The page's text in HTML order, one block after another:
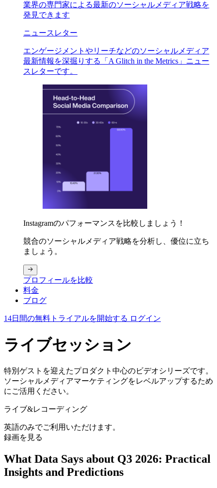
業界の専門家による最新のソーシャルメディア戦略を
発見できます
ニュースレター
エンゲージメントやリーチなどのソーシャルメディア
最新情報を深掘りする「A Glitch in the Metrics」ニュー
スレターです。
Instagramのパフォーマンスを比較しましょう！
競合のソーシャルメディア戦略を分析し、優位に立ち
ましょう。
プロフィールを比較
料金
ブログ
14日間の無料トライアルを開始する ログイン
ライブセッション
特別ゲストを迎えたプロダクト中心のビデオシリーズです。
ソーシャルメディアマーケティングをレベルアップするため
にご活用ください。
ライブ&レコーディング
英語のみでご利用いただけます。
録画を見る
What Data Says about Q3 2026: Practical
Insights and Predictions